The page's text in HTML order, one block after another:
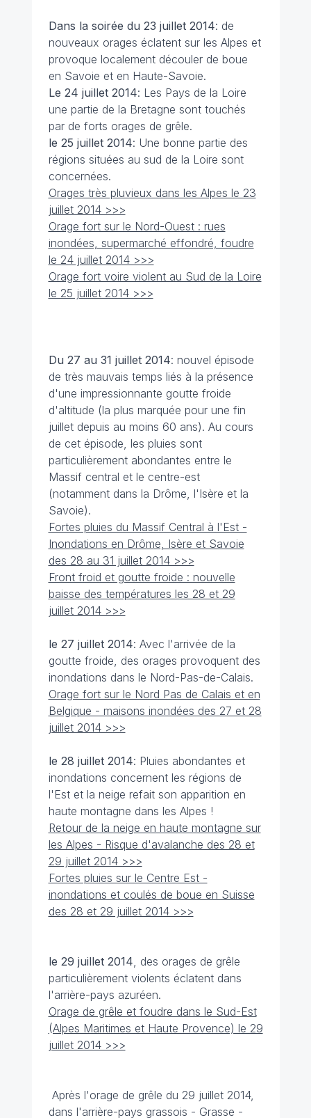
Dans la soirée du 23 juillet 2014: de
nouveaux orages éclatent sur les Alpes et
provoque localement découler de boue
en Savoie et en Haute-Savoie.
Le 24 juillet 2014: Les Pays de la Loire
une partie de la Bretagne sont touchés
par de forts orages de grêle.
le 25 juillet 2014: Une bonne partie des
régions situées au sud de la Loire sont
concernées.
Orages très pluvieux dans les Alpes le 23
juillet 2014 >>>
Orage fort sur le Nord-Ouest : rues
inondées, supermarché effondré, foudre
le 24 juillet 2014 >>>
Orage fort voire violent au Sud de la Loire
le 25 juillet 2014 >>>
Du 27 au 31 juillet 2014: nouvel épisode
de très mauvais temps liés à la présence
d'une impressionnante goutte froide
d'altitude (la plus marquée pour une fin
juillet depuis au moins 60 ans). Au cours
de cet épisode, les pluies sont
particulièrement abondantes entre le
Massif central et le centre-est
(notamment dans la Drôme, l'Isère et la
Savoie).
Fortes pluies du Massif Central à l'Est -
Inondations en Drôme, Isère et Savoie
des 28 au 31 juillet 2014 >>>
Front froid et goutte froide : nouvelle
baisse des températures les 28 et 29
juillet 2014 >>>
le 27 juillet 2014: Avec l'arrivée de la
goutte froide, des orages provoquent des
inondations dans le Nord-Pas-de-Calais.
Orage fort sur le Nord Pas de Calais et en
Belgique - maisons inondées des 27 et 28
juillet 2014 >>>
le 28 juillet 2014: Pluies abondantes et
inondations concernent les régions de
l'Est et la neige refait son apparition en
haute montagne dans les Alpes !
Retour de la neige en haute montagne sur
les Alpes - Risque d'avalanche des 28 et
29 juillet 2014 >>>
Fortes pluies sur le Centre Est -
inondations et coulés de boue en Suisse
des 28 et 29 juillet 2014 >>>
le 29 juillet 2014, des orages de grêle
particulièrement violents éclatent dans
l'arrière-pays azuréen.
Orage de grêle et foudre dans le Sud-Est
(Alpes Maritimes et Haute Provence) le 29
juillet 2014 >>>
Après l'orage de grêle du 29 juillet 2014,
dans l'arrière-pays grassois - Grasse -